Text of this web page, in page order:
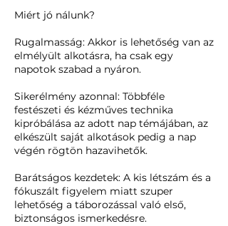
Miért jó nálunk?
Rugalmasság: Akkor is lehetőség van az
elmélyült alkotásra, ha csak egy
napotok szabad a nyáron.
Sikerélmény azonnal: Többféle
festészeti és kézműves technika
kipróbálása az adott nap témájában, az
elkészült saját alkotások pedig a nap
végén rögtön hazavihetők.
Barátságos kezdetek: A kis létszám és a
fókuszált figyelem miatt szuper
lehetőség a táborozással való első,
biztonságos ismerkedésre.